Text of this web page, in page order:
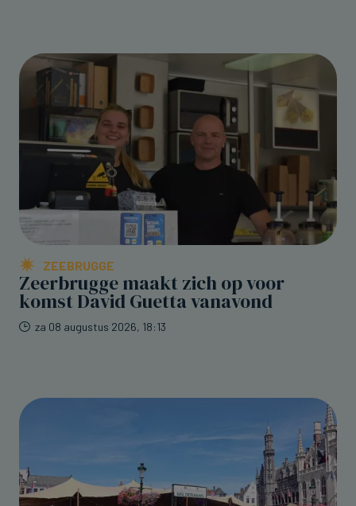
ZEEBRUGGE
Zeerbrugge maakt zich op voor
komst David Guetta vanavond
za 08 augustus 2026, 18:13